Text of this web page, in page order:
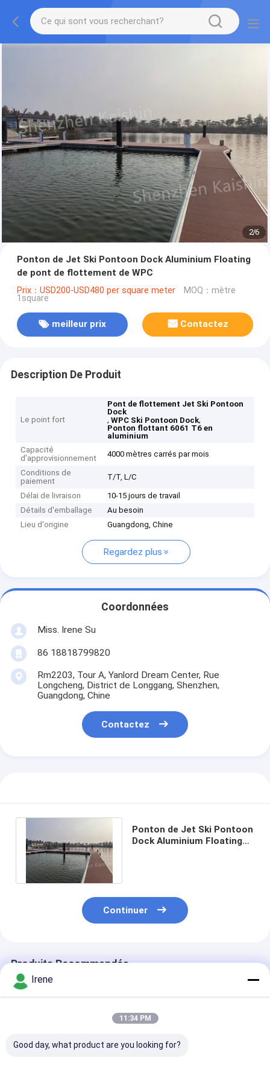
2/6
Ponton de Jet Ski Pontoon Dock Aluminium Floating
de pont de flottement de WPC
Prix：USD200-USD480 per square meter MOQ：mètre
1square
meilleur prix Contactez
Description De Produit
Le point fort
Pont de flottement Jet Ski Pontoon
Dock
,WPC Ski Pontoon Dock,
Ponton flottant 6061 T6 en
aluminium
Capacité
d'approvisionnement
4000 mètres carrés par mois
Conditions de
paiement
T/T, L/C
Délai de livraison
10-15 jours de travail
Détails d'emballage
Au besoin
Lieu d'origine
Guangdong, Chine
Regardez plus
Coordonnées
Miss. Irene Su
86 18818799820
Rm2203, Tour A, Yanlord Dream Center, Rue
Longcheng, District de Longgang, Shenzhen,
Guangdong, Chine
Contactez
Ponton de Jet Ski Pontoon
Dock Aluminium Floating
Continuer
Produits Recommandés
Irene
11:34 PM
Good day, what product are you looking for?